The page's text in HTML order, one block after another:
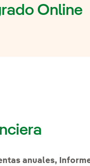
Online
anuales,